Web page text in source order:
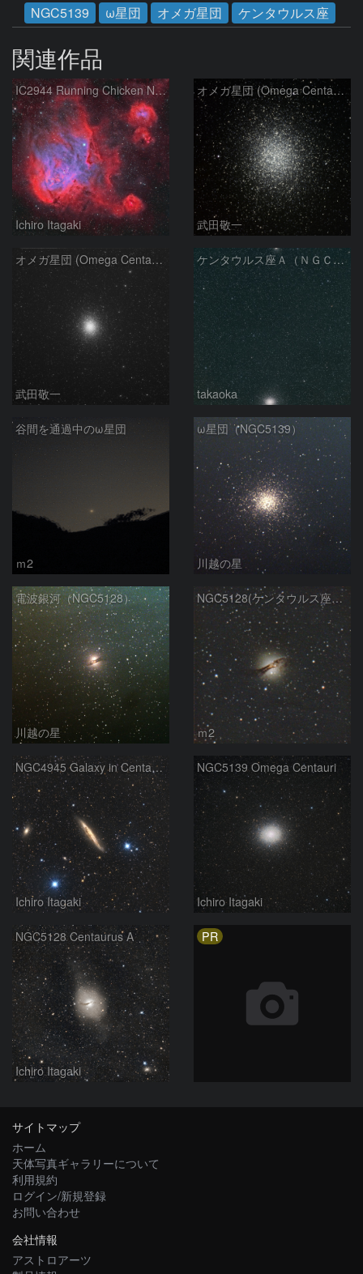
NGC5139
ω星団 オメガ星団 ケンタウルス座
関連作品
IC2944 Running Chicken Nebula
Ichiro Itagaki
オメガ星団 (Omega Centauri)
武田敬一
オメガ星団 (Omega Centauri)
武田敬一
ケンタウルス座Ａ（ＮＧＣ５１２８）とオメガ星団
takaoka
谷間を通過中のω星団
ｍ2
ω星団（NGC5139）
川越の星
電波銀河（NGC5128）
川越の星
NGC5128(ケンタウルス座A）
ｍ2
NGC4945 Galaxy in Centaurus
Ichiro Itagaki
NGC5139 Omega Centauri
Ichiro Itagaki
NGC5128 Centaurus A
Ichiro Itagaki
PR
サイトマップ
ホーム
天体写真ギャラリーについて
利用規約
ログイン/新規登録
お問い合わせ
会社情報
アストロアーツ